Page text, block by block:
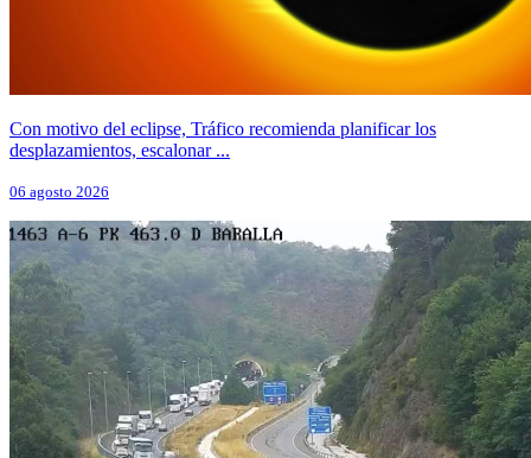
Con motivo del eclipse, Tráfico recomienda planificar los
desplazamientos, escalonar ...
06 agosto 2026